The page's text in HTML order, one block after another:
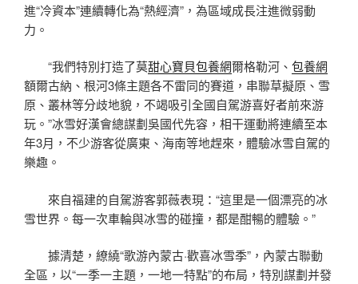
進“冷資本”連續轉化為“熱經濟”，為區域成長注進微弱動
力。
“我們特別打造了莫甜心寶貝包養網爾格勒河、 包養網
額爾古納、根河3條主題各不雷同的賽道，串聯草擬原、雪
原、叢林等分歧地貌，不竭吸引全國自駕游喜好者前來游
玩。”冰雪好漢會總謀劃吳國代先容，相干運動將連續至本
年3月，不少游客從廣東、海南等地趕來，體驗冰雪自駕的
樂趣。
來自福建的自駕游客郭薇表現：“這里是一個漂亮的冰
雪世界。每一次車輪與冰雪的碰撞，都是酣暢的體驗。”
據清楚，繚繞“歌游內蒙古·歡喜冰雪季”，內蒙古聯動
全區，以“一季一主題，一地一特點”的布局，特別謀劃并發